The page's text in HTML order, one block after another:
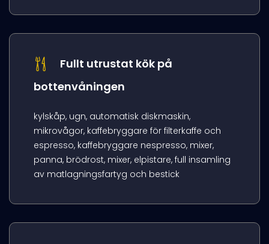
Fullt utrustat kök på
bottenvåningen
kylskåp, ugn, automatisk diskmaskin,
mikrovågor, kaffebryggare för filterkaffe och
espresso, kaffebryggare nespresso, mixer,
panna, brödrost, mixer, elpistare, full insamling
av matlagningsfartyg och bestick